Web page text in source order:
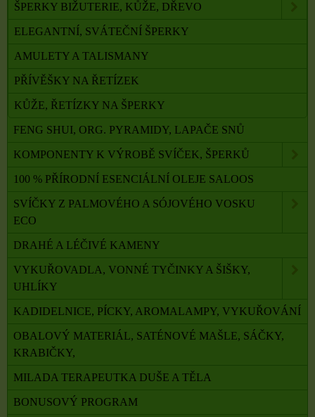
ŠPERKY BIŽUTERIE, KŮŽE, DŘEVO
ELEGANTNÍ, SVÁTEČNÍ ŠPERKY
AMULETY A TALISMANY
PŘÍVĚŠKY NA ŘETÍZEK
KŮŽE, ŘETÍZKY NA ŠPERKY
FENG SHUI, ORG. PYRAMIDY, LAPAČE SNŮ
KOMPONENTY K VÝROBĚ SVÍČEK, ŠPERKŮ
100 % PŘÍRODNÍ ESENCIÁLNÍ OLEJE SALOOS
SVÍČKY Z PALMOVÉHO A SÓJOVÉHO VOSKU
ECO
DRAHÉ A LÉČIVÉ KAMENY
VYKUŘOVADLA, VONNÉ TYČINKY A ŠIŠKY,
UHLÍKY
KADIDELNICE, PÍCKY, AROMALAMPY, VYKUŘOVÁNÍ
OBALOVÝ MATERIÁL, SATÉNOVÉ MAŠLE, SÁČKY,
KRABIČKY,
MILADA TERAPEUTKA DUŠE A TĚLA
BONUSOVÝ PROGRAM